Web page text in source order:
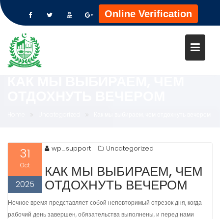
content
Online Verification
31
Oct
2025
wp_support Uncategorized
КАК МЫ ВЫБИРАЕМ, ЧЕМ
ОТДОХНУТЬ ВЕЧЕРОМ
Ночное время представляет собой неповторимый отрезок дня, когда
рабочий день завершен, обязательства выполнены, и перед нами